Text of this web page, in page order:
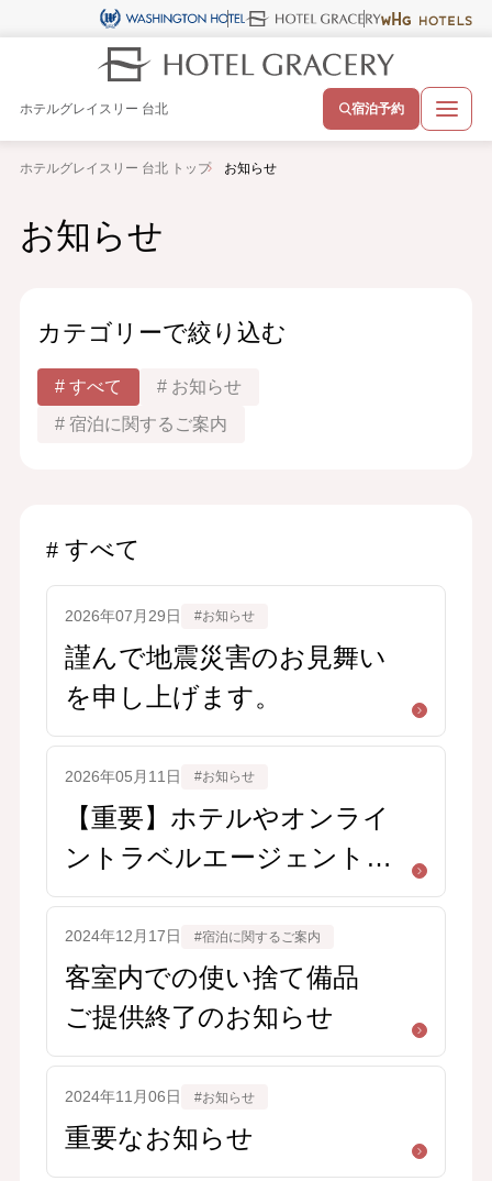
ホテルグレイスリー 台北 宿泊予約
ホテルグレイスリー 台北 トップ お知らせ
お知らせ
カテゴリーで絞り込む
すべて
お知らせ
宿泊に関するご案内
すべて
2026年07月29日 #お知らせ
謹んで地震災害のお見舞い
を申し上げます。
2026年05月11日 #お知らせ
【重要】ホテルやオンライ
ントラベルエージェントを
装った不審なメール・メッ
セージにご注意ください
2024年12月17日 #宿泊に関するご案内
客室内での使い捨て備品
ご提供終了のお知らせ
2024年11月06日 #お知らせ
重要なお知らせ